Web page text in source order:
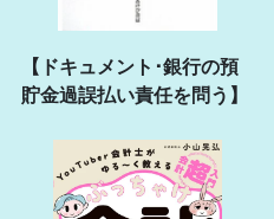
【ドキュメント･銀行の預
貯金過誤払い責任を問う】